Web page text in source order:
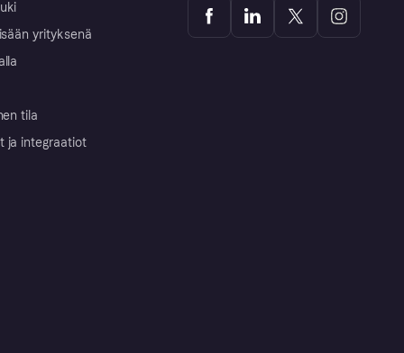
yrityksenä
tila
ja integraatiot